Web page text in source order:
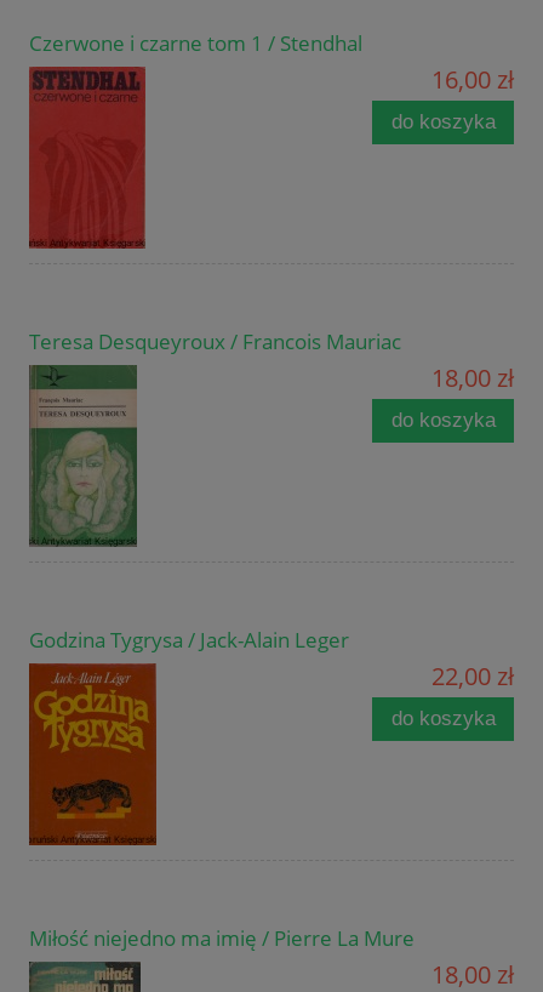
Czerwone i czarne tom 1 / Stendhal
16,00 zł
do koszyka
Teresa Desqueyroux / Francois Mauriac
18,00 zł
do koszyka
Godzina Tygrysa / Jack-Alain Leger
22,00 zł
do koszyka
Miłość niejedno ma imię / Pierre La Mure
18,00 zł